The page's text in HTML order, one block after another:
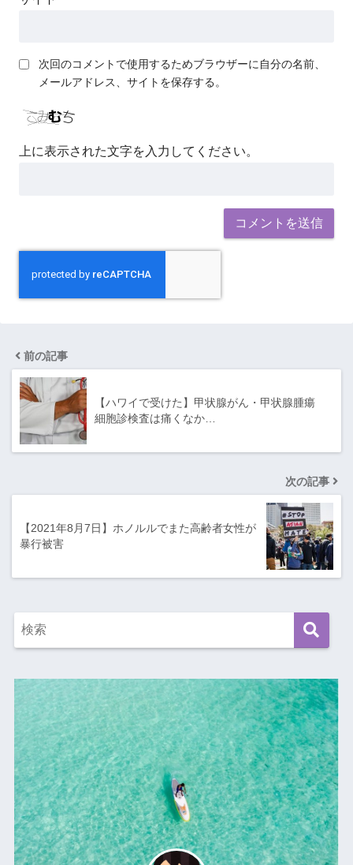
次回のコメントで使用するためブラウザーに自分の名前、
メールアドレス、サイトを保存する。
上に表示された文字を入力してください。
前の記事
【ハワイで受けた】甲状腺がん・甲状腺腫瘍
細胞診検査は痛くなか…
次の記事
【2021年8月7日】ホノルルでまた高齢者女性が
暴行被害